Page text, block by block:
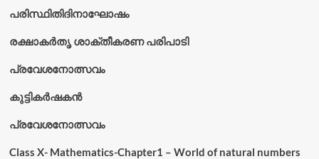
പരിസ്ഥിതിദിനാഘോഷം
രക്ഷാകർതൃ ശാക്തീകരണ പരിപാടി
പ്രവേശനോത്സവം
കുട്ടികര്‍ഷകന്‍
പ്രവേശനോത്സവം
Class X- Mathematics-Chapter1 – World of natural numbers